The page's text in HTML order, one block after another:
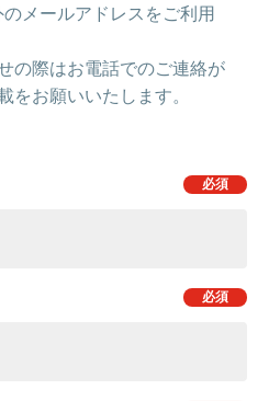
メールアドレスをご利用
の際はお電話でのご連絡が
をお願いいたします。